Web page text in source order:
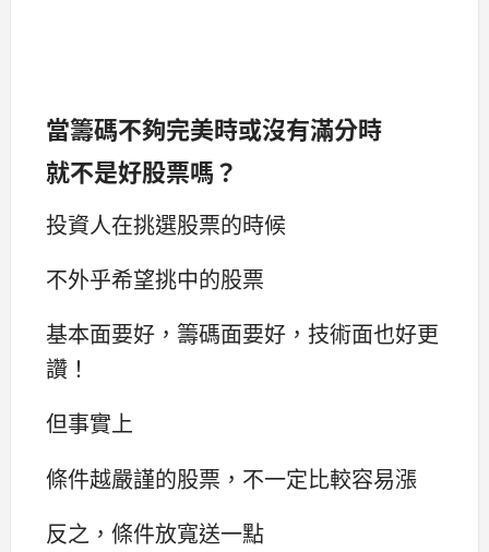
當籌碼不夠完美時或沒有滿分時
就不是好股票嗎？
投資人在挑選股票的時候
不外乎希望挑中的股票
基本面要好，籌碼面要好，技術面也好更
讚！
但事實上
條件越嚴謹的股票，不一定比較容易漲
反之，條件放寬送一點